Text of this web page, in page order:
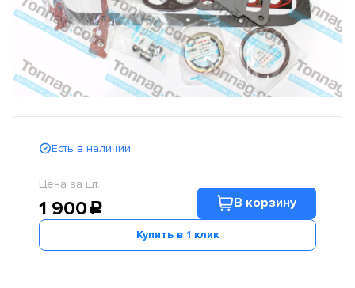
Есть в наличии
Цена за шт.
1 900c В корзину
Купить в 1 клик